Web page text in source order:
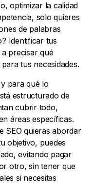
optimizar la calidad
solo quieres
de palabras
Identificar tus
precisar qué
tus necesidades.
para qué lo
estructurado de
cubrir todo,
áreas específicas.
SEO quieras abordar
objetivo, puedes
evitando pagar
otro, sin tener que
si necesitas